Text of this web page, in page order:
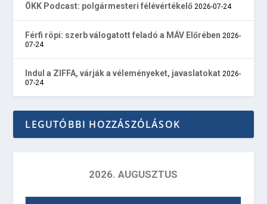
ÖKK Podcast: polgármesteri félévértékelő 2026-07-24
Férfi röpi: szerb válogatott feladó a MÁV Előrében 2026-
07-24
Indul a ZIFFA, várják a véleményeket, javaslatokat 2026-
07-24
LEGUTÓBBI HOZZÁSZÓLÁSOK
2026. AUGUSZTUS